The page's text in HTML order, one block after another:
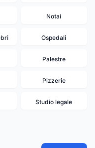
Notai
Ospedali
Palestre
Pizzerie
Studio legale